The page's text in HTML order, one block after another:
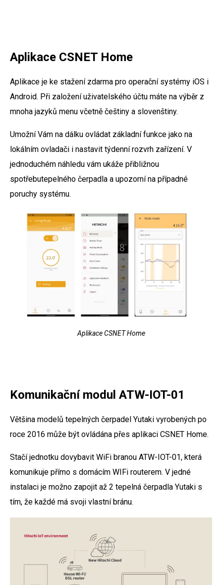
Aplikace CSNET Home
Aplikace je ke stažení zdarma pro operační systémy iOS i
Android. Při založení uživatelského účtu máte na výběr z
mnoha jazyků menu včetně češtiny a slovenštiny.
Umožní Vám na dálku ovládat základní funkce jako na
lokálním ovladači i nastavit týdenní rozvrh zařízení. V
jednoduchém náhledu vám ukáže přibližnou
spotřebutepelného čerpadla a upozorní na případné
poruchy systému.
Aplikace CSNET Home
Komunikační modul ATW-IOT-01
Většina modelů tepelných čerpadel Yutaki vyrobených po
roce 2016 může být ovládána přes aplikaci CSNET Home.
Stačí jednotku dovybavit WiFi branou ATW-IOT-01, která
komunikuje přímo s domácím WIFi routerem. V jedné
instalaci je možno zapojit až 2 tepelná čerpadla Yutaki s
tím, že každé má svoji vlastní bránu.